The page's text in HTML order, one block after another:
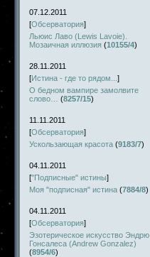
07.12.2011
[Обсерватория]
Льюис Лаво (Lewis Lavoie).
Мозаичная иллюзия (10155/4)
28.11.2011
[Истина - где то рядом... ]
О бедном вампире замолвите
слово…
(8257/15)
11.11.2011
[Обсерватория]
Ускользающая красота (9183/7)
04.11.2011
["Подписные" истины]
Моя "подписная" истина (7884/8)
04.11.2011
[Обсерватория]
Эзотерическое искусство Эндрю
Гонсалеса (Andrew Gonzalez)
(8954/6)